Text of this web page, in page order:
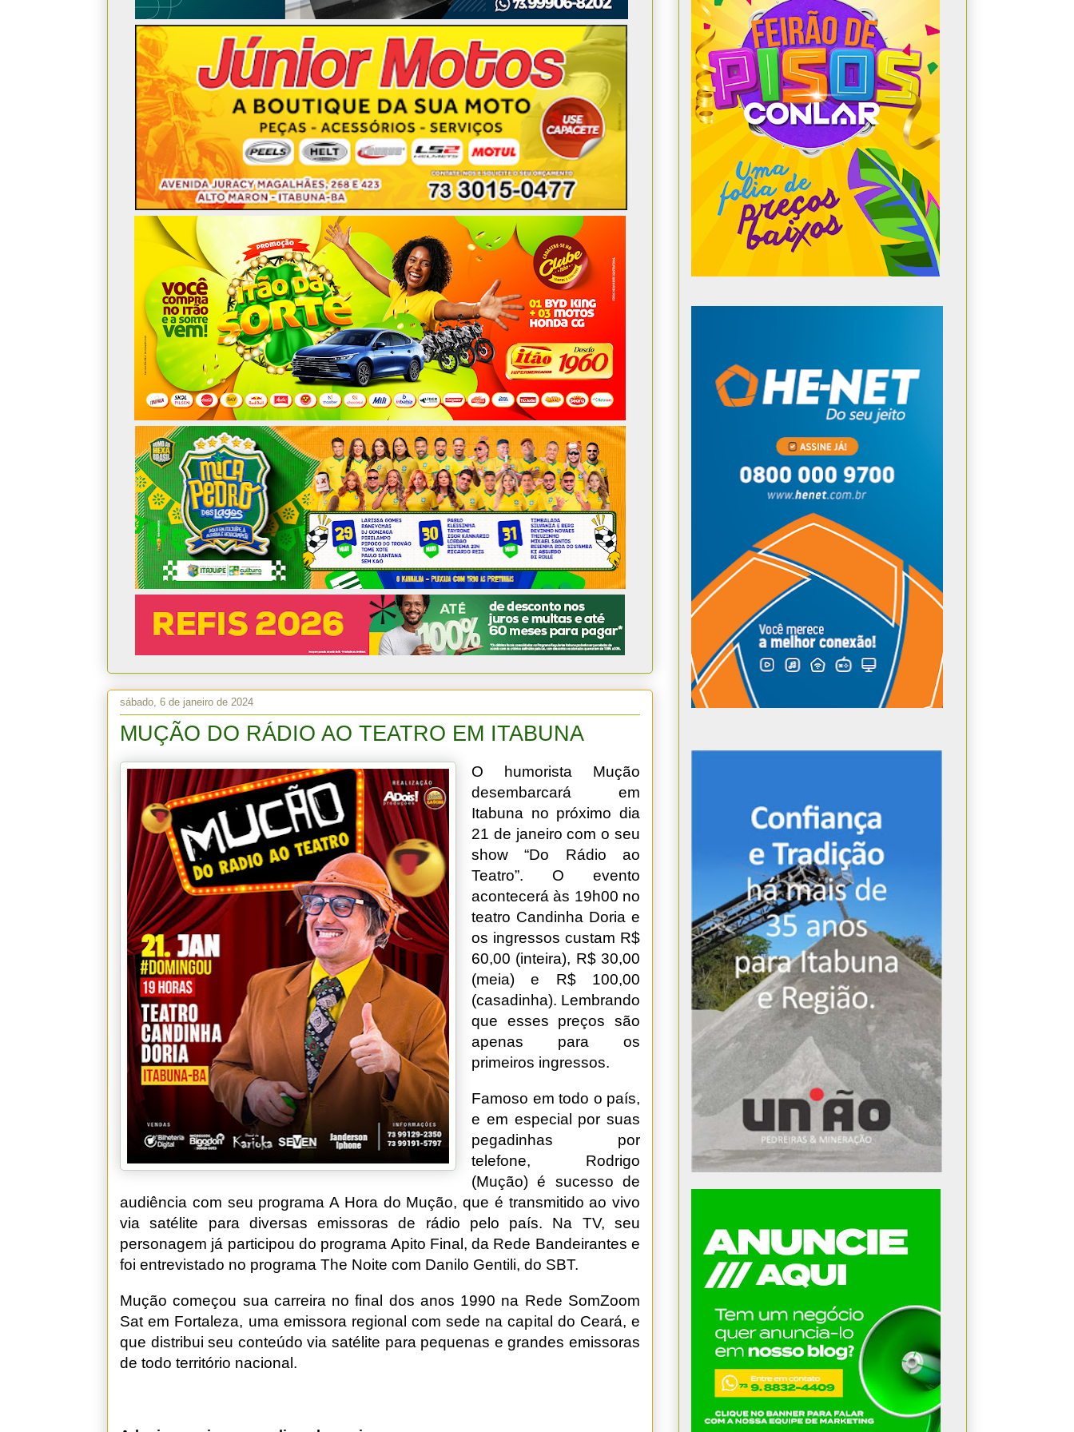
sábado, 6 de janeiro de 2024
MUÇÃO DO RÁDIO AO TEATRO EM ITABUNA
O humorista Mução
desembarcará em
Itabuna no próximo dia
21 de janeiro com o seu
show “Do Rádio ao
Teatro”. O evento
acontecerá às 19h00 no
teatro Candinha Doria e
os ingressos custam R$
60,00 (inteira), R$ 30,00
(meia) e R$ 100,00
(casadinha). Lembrando
que esses preços são
apenas para os
primeiros ingressos.
Famoso em todo o país,
e em especial por suas
pegadinhas por
telefone, Rodrigo
(Mução) é sucesso de
audiência com seu programa A Hora do Mução, que é transmitido ao vivo
via satélite para diversas emissoras de rádio pelo país. Na TV, seu
personagem já participou do programa Apito Final, da Rede Bandeirantes e
foi entrevistado no programa The Noite com Danilo Gentili, do SBT.
Mução começou sua carreira no final dos anos 1990 na Rede SomZoom
Sat em Fortaleza, uma emissora regional com sede na capital do Ceará, e
que distribui seu conteúdo via satélite para pequenas e grandes emissoras
de todo território nacional.